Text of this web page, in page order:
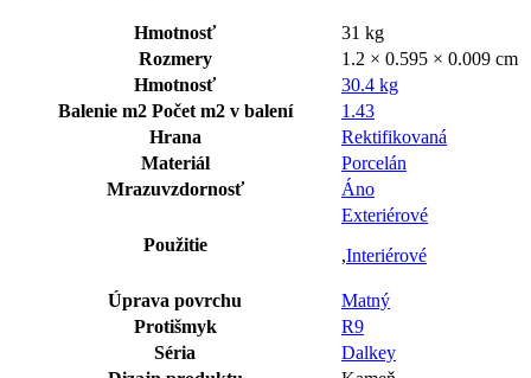
Hmotnosť
31 kg
Rozmery
1.2 × 0.595 × 0.009 cm
Hmotnosť
30.4 kg
Balenie m2Počet m2 v balení
1.43
Hrana
Rektifikovaná
Materiál
Porcelán
Mrazuvzdornosť
Áno
Použitie
Exteriérové
,Interiérové
Úprava povrchu
Matný
Protišmyk
R9
Séria
Dalkey